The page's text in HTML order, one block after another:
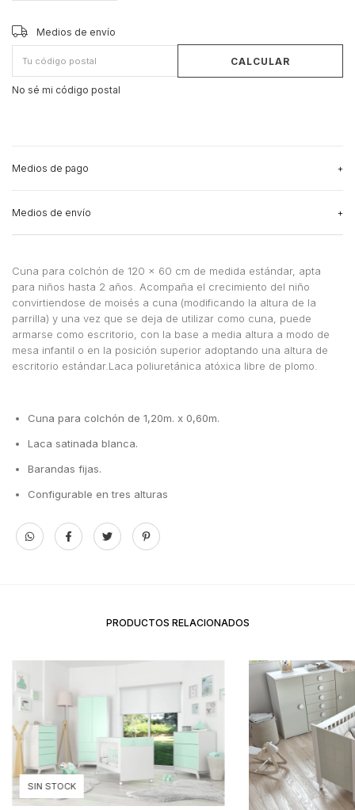
Entregas para el CP:
Medios de envío
CALCULAR
No sé mi código postal
Medios de pago
Medios de envío
Medios de envío
No sé mi código postal
Cuna para colchón de 120 x 60 cm de medida estándar, apta
para niños hasta 2 años. Acompaña el crecimiento del niño
convirtiendose de moisés a cuna (modificando la altura de la
parrilla) y una vez que se deja de utilizar como cuna, puede
armarse como escritorio, con la base a media altura a modo de
mesa infantil o en la posición superior adoptando una altura de
escritorio estándar.Laca poliuretánica atóxica libre de plomo.
Cuna para colchón de 1,20m. x 0,60m.
Laca satinada blanca.
Barandas fijas.
Configurable en tres alturas
PRODUCTOS RELACIONADOS
SIN STOCK